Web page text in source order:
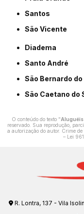
Santos
São Vicente
Diadema
Santo André
São Bernardo
São Caetano do
O conteúdo do texto "Aluguéis
reservado. Sua reprodução,
a autorização do autor. Crime
– Lei
R. Lontra, 137 - Vila